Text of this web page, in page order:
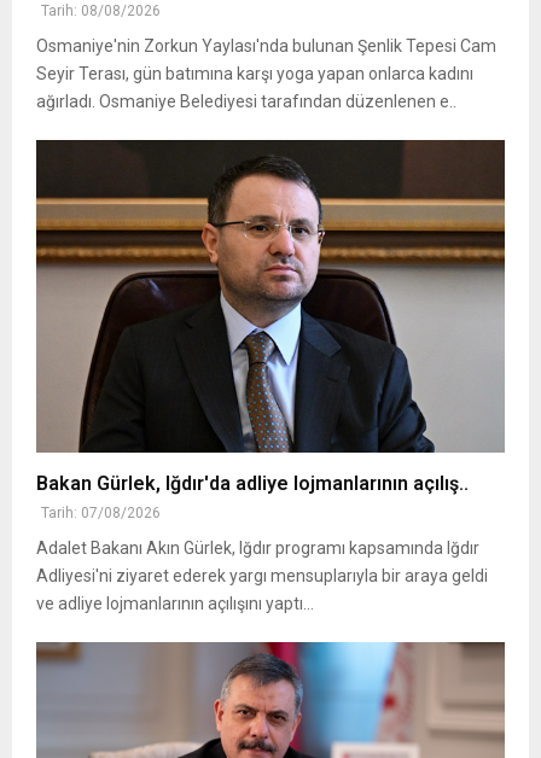
Tarih: 08/08/2026
Osmaniye'nin Zorkun Yaylası'nda bulunan Şenlik Tepesi Cam
Seyir Terası, gün batımına karşı yoga yapan onlarca kadını
ağırladı. Osmaniye Belediyesi tarafından düzenlenen e..
Bakan Gürlek, Iğdır'da adliye lojmanlarının açılış..
Tarih: 07/08/2026
Adalet Bakanı Akın Gürlek, Iğdır programı kapsamında Iğdır
Adliyesi'ni ziyaret ederek yargı mensuplarıyla bir araya geldi
ve adliye lojmanlarının açılışını yaptı...